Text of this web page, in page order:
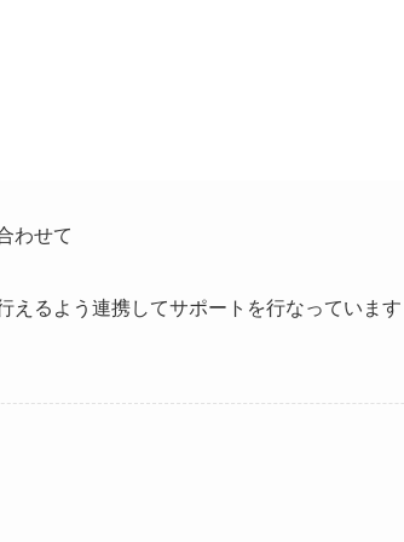
わせて
えるよう連携してサポートを行なっていま